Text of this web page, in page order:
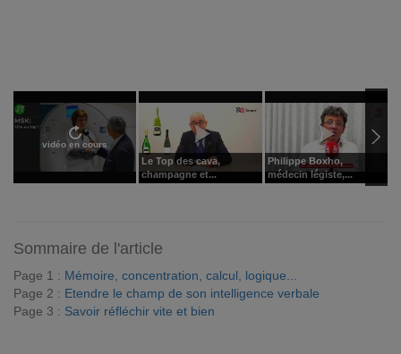
vidéo en cours
Le Top des cava,
champagne et...
Philippe Boxho,
médecin légiste,...
Sommaire de l'article
Page 1 : Mémoire, concentration, calcul, logique...
Page 2 : Etendre le champ de son intelligence verbale
Page 3 : Savoir réfléchir vite et bien